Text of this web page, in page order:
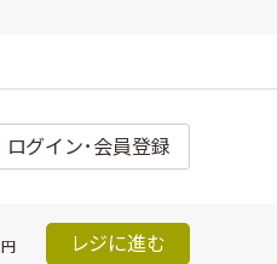
ログイン･会員登録
円 レジに進む